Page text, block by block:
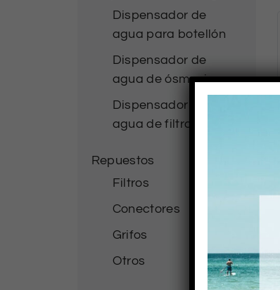
Dispensador de
agua para botellón
Dispensador de
agua de ósmosis
Dispensador de
agua de filtración
Repuestos
Filtros
Conectores
Grifos
Otros